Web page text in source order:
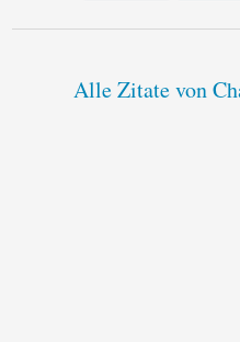
Alle Zitate von